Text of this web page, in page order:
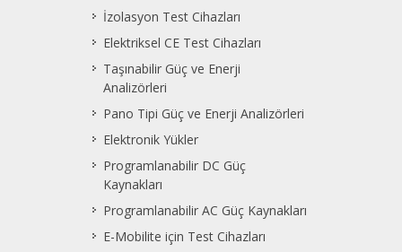
İzolasyon Test Cihazları
Elektriksel CE Test Cihazları
Taşınabilir Güç ve Enerji
Analizörleri
Pano Tipi Güç ve Enerji Analizörleri
Elektronik Yükler
Programlanabilir DC Güç
Kaynakları
Programlanabilir AC Güç Kaynakları
E-Mobilite için Test Cihazları